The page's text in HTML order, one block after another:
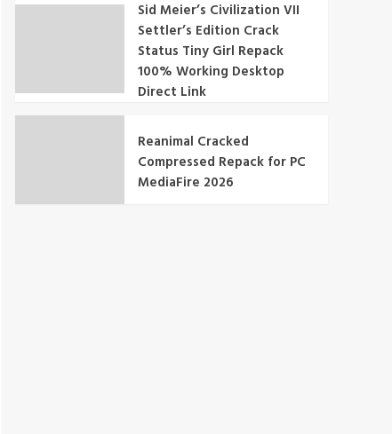
Sid Meier’s Civilization VII
Settler’s Edition Crack
Status Tiny Girl Repack
100% Working Desktop
Direct Link
Reanimal Cracked
Compressed Repack for PC
MediaFire 2026